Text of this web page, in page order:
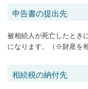
申告書の提出先
被相続人が死亡したとき
になります。（※財産を
相続税の納付先